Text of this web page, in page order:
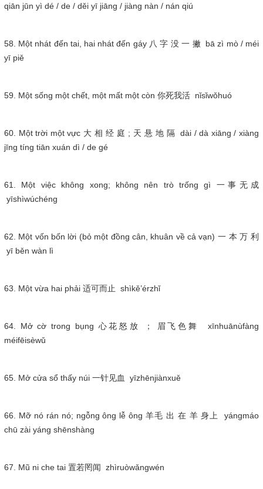
qiān jūn yì dé / de / děi yī jiāng / jiàng nàn / nán qiú
58. Một nhát đến tai, hai nhát đến gáy 八 字 没 一 撇 bā zì mò / méi
yī piě
59. Một sống một chết, một mất một còn 你死我活 nǐsǐwǒhuó
60. Một trời một vực 大 相 经 庭 ; 天 悬 地 隔 dài / dà xiāng / xiàng
jīng tíng tiān xuán dì / de gé
61. Một việc không xong; không nên trò trống gì 一事无成
yīshìwúchéng
62. Một vốn bốn lời (bỏ một đồng cân, khuân về cả vạn) 一 本 万 利
yī běn wàn lì
63. Một vừa hai phải 适可而止 shìkě’érzhǐ
64. Mở cờ trong bụng 心花怒放 ； 眉飞色舞 xīnhuānùfàng
méifēisèwǔ
65. Mở cửa sổ thấy núi 一针见血 yīzhēnjiànxuě
66. Mỡ nó rán nó; ngỗng ông lễ ông 羊毛 出 在 羊 身上 yángmáo
chū zài yáng shēnshàng
67. Mũ ni che tai 置若罔闻 zhìruòwǎngwén